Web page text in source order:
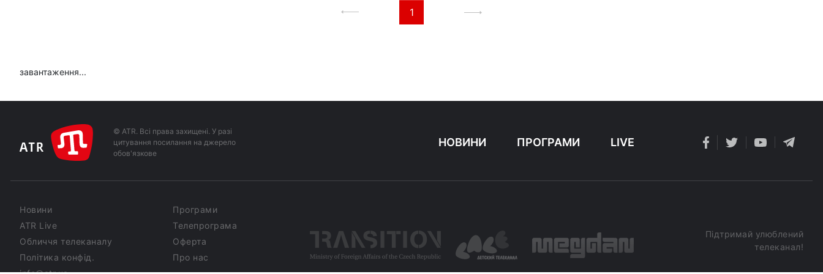
1
завантаження...
© ATR. Всі права захищені. У разі
цитування посилання на джерело
обов'язкове
НОВИНИ ПРОГРАМИ LIVE
Новини
Програми
ATR Live
Телепрограма
Обличчя телеканалу
Оферта
Політика конфід.
Про нас
Підтримай улюблений
телеканал!